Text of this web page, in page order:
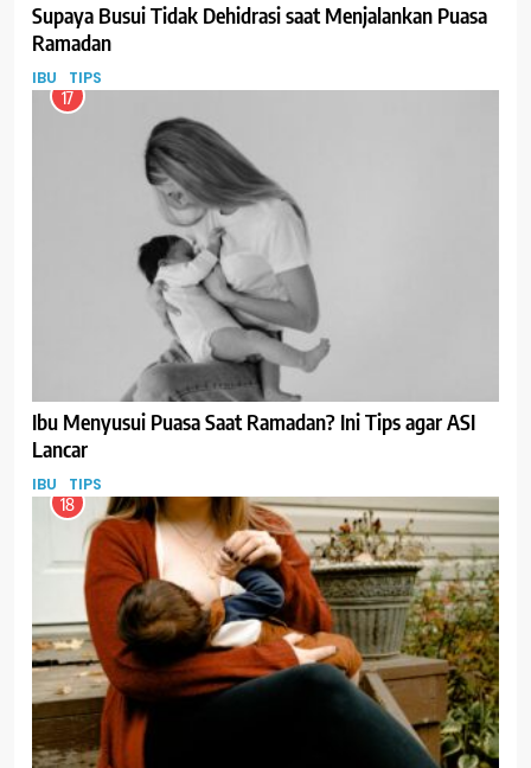
Supaya Busui Tidak Dehidrasi saat Menjalankan Puasa
Ramadan
IBU TIPS
17
Ibu Menyusui Puasa Saat Ramadan? Ini Tips agar ASI
Lancar
IBU TIPS
18